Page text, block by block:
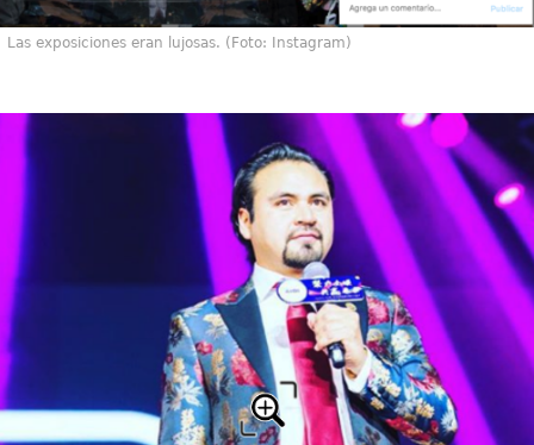
Las exposiciones eran lujosas. (Foto: Instagram)